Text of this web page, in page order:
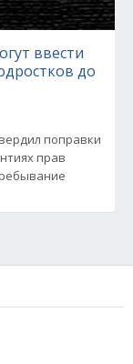
ввести
до
поправки
прав